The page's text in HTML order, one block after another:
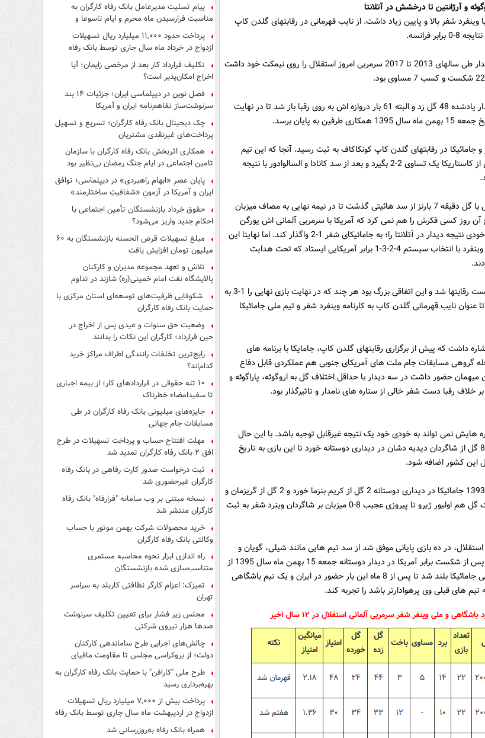
و آرژانتین تا درخشش در آتلانتا
شفر بالا و پایین زیاد داشت. از نایب قهرمانی در رقابتهای گلدن کاپ
فرانسه.
تیم ملی جامائیکا در 44 دیدار طی سالهای 2013 تا 2017 سرمربی امروز استقلال را روی نیمکت خود داشت
جامائیکای شفر طی 44 دیدار یادشده 48 گل زد و البته 61 بار دروازه اش به روی رقبا باز شد تا در نهایت
به پایان برسد.
جامائیکا در رقابتهای گلدن کاپ کونکاکاف به ثبت رسید. آنجا که این تیم
موفق شد در مرحله گروهی از کاستاریکا یک تساوی 2-2 بگیرد و بعد از سد کانادا و السالوادور با نتیجه
این تیم در یک چهارم نهایی با گل دقیقه 7 بارنز از سد هائیتی گذشت تا در نیمه نهایی به مصاف میزبان
آن روز کسی فکرش را هم نمی کرد که آمریکا با سرمربی آلمانی اش یورگن
کلینزمن مقابل تماشاگران خودی نتیجه دیدار در آتلانتا را؛ به جامائیکای شفر 1-2 واگذار کند. اما نهایتا این
اتفاق در شرایطی افتاد، که وینفرد با انتخاب سیستم 4-2-3-1 برابر آمریکایی ایستاد که تحت هدایت
به هر شکل جامائیکا فینالیست رقابتها شد و این اتفاقی بزرگ بود هر چند که در نهایت بازی نهایی را 1-3 به
نایب قهرمانی گلدن کاپ به کارنامه وینفرد شفر و تیم ملی جامائیکا
داشت که پیش از برگزاری رقابتهای گلدن کاپ، جامایکا با برنامه های
گروهی مسابقات جام ملت های آمریکای جنوبی هم عملکردی قابل دفاع
حضور داشت در سه دیدار با حداقل اختلاف گل به اروگوئه، پاراگوئه و
خلاف رقبا دست شفر خالی از ستاره های نامدار و تاثیرگذار بود.
هایش نمی تواند به خودی خود یک نتیجه غیرقابل توجیه باشد. با این حال
جامائیکا با شفر در فرانسه 8 گل از شاگردان دیدیه دشان در دیداری دوستانه خورد تا این بازی به تاریخ
کشور اضافه شود.
یکشنبه 18 خردادماه سال 1393 جامائیکا در دیداری دوستانه 2 گل از کریم بنزما خورد و 2 گل از گریزمان و
البته 2 گل ماتویدی زد و یک گل هم اولیور ژیرو تا پیروزی عجیب 8-0 میزبان بر شاگردان وینرد شفر به ثبت
در ده بازی پایانی موفق شد از سد تیم هایی مانند شیلی، گویان و
سورینام بگذرد؛ اما بالاخره پس از شکست برابر آمریکا در دیدار دوستانه جمعه 15 بهمن ماه سال 1395 از
روی صندلی هدایت تیم ملی جامائیکا بلند شد تا پس از 8 ماه این بار حضور در ایران و یک تیم باشگاهی
تیم های قبلی وی پرهوادارتر باشد را تجربه کند.
پیام تسلیت مدیرعامل بانک رفاه کارگران به
مناسبت فرارسیدن ماه محرم و ایام تاسوعا و
عاشورای حسینی
پرداخت حدود ۱۱,۰۰۰ میلیارد ریال تسهیلات
ازدواج در خرداد ماه سال جاری توسط بانک رفاه
کارگران
تکلیف قرارداد کار بعد از مرخصی زایمان؛ آیا
اخراج امکان‌پذیر است؟
فصل نوین در دیپلماسی ایران؛ جزئیات ۱۴ بند
سرنوشت‌ساز تفاهم‌نامه ایران و آمریکا
چک دیجیتال بانک رفاه کارگران؛ تسریع و تسهیل
پرداخت‌های غیرنقدی مشتریان
همکاری اثربخش بانک رفاه کارگران با سازمان
تامین اجتماعی در ایام جنگ رمضان بی‌نظیر بود
پایان عصرِ «ابهام راهبردی» در دیپلماسی؛ توافق
ایران و آمریکا در آزمونِ «شفافیتِ ساختارمند»
حقوق خرداد بازنشستگان تأمین اجتماعی با
احکام جدید واریز می‌شود؟
مبلغ تسهیلات قرض الحسنه بازنشستگان به ۶۰
میلیون تومان افزایش یافت
تلاش و تعهد مجموعه مدیران و کارکنان
پالایشگاه نفت امام خمینی(ره) شازند در تداوم
تولید در ایام جنگ رمضان، شایسته قدردانی است
شکوفایی ظرفیت‌های توسعه‌ای استان مرکزی با
حمایت بانک رفاه کارگران
وضعیت حق سنوات و عیدی پس از اخراج در
حین قرارداد؛ کارگران این نکات را بدانند
رایج‌ترین تخلفات رانندگی اطراف مراکز خرید
کدام‌اند؟
۱۰ تله حقوقی در قراردادهای کار؛ از بیمه اجباری
تا سفیدامضاء خطرناک
جایزه‌های میلیونی بانک رفاه کارگران در طی
مسابقات جام جهانی
مهلت افتتاح حساب و پرداخت تسهیلات در طرح
افق ۲ بانک رفاه کارگران تمدید شد
ثبت درخواست صدور کارت رفاهی در بانک رفاه
کارگران غیرحضوری شد
نسخه مبتنی بر وب سامانه "فرارفاه" بانک رفاه
کارگران منتشر شد
خرید محصولات شرکت بهمن موتور با حساب
وکالتی بانک رفاه کارگران
راه اندازی ابزار نحوه محاسبه مستمری
متناسب‌سازی شده بازنشستگان
تمیزک: اعزام کارگر نظافتی کاربلد به سراسر
تهران
مجلس زیر فشار برای تعیین تکلیف سرنوشت
صدها هزار نیروی شرکتی
چالش‌های اجرایی طرح ساماندهی کارکنان
دولت؛ از بروکراسی مجلس تا مقاومت مافیای
واسطه‌گری
طرح ملی "کارافن" با حمایت بانک رفاه کارگران به
بهره‌برداری رسید
پرداخت بیش از ۷,۰۰۰ میلیارد ریال تسهیلات
ازدواج در اردیبهشت ماه سال جاری توسط بانک رفاه
کارگران
همراه بانک رفاه به‌روزرسانی شد